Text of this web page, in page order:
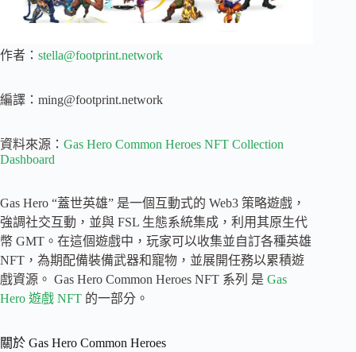
作者： stella@footprint.network
編譯： ming@footprint.network
資料來源： Gas Hero Common Heroes NFT Collection
Dashboard
Gas Hero “蓋世英雄” 是一個互動式的 Web3 策略遊戲，
強調社交互動，並與 FSL 生態系統集成，利用其原生代
幣 GMT。在這個遊戲中，玩家可以收集並自訂各種英雄
NFT，為期配備裝備武器和寵物，並展開任務以累積遊
戲資源。 Gas Hero Common Heroes NFT 系列 是 Gas
Hero 遊戲 NFT 的一部分。
關於 Gas Hero Common Heroes